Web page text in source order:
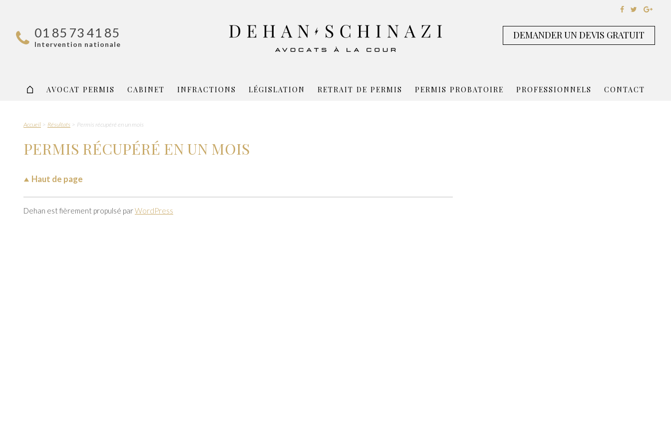
01 85 73 41 85
Intervention nationale
DEMANDER UN DEVIS GRATUIT
AVOCAT PERMIS CABINET INFRACTIONS LÉGISLATION RETRAIT DE PERMIS PERMIS PROBATOIRE PROFESSIONNELS CONTACT
Accueil Résultats Permis récupéré en un mois
PERMIS RÉCUPÉRÉ EN UN MOIS
Haut de page
Dehan est fièrement propulsé parWordPress